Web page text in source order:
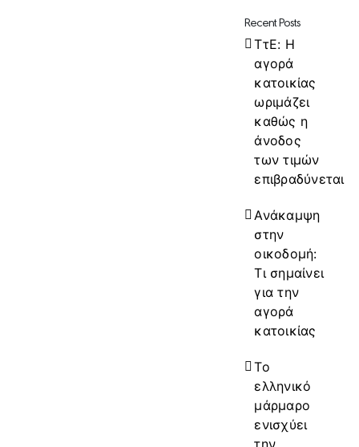
Recent Posts
ΤτΕ: Η
αγορά
κατοικίας
ωριμάζει
καθώς η
άνοδος
των τιμών
επιβραδύνεται
Ανάκαμψη
στην
οικοδομή:
Τι σημαίνει
για την
αγορά
κατοικίας
Το
ελληνικό
μάρμαρο
ενισχύει
την